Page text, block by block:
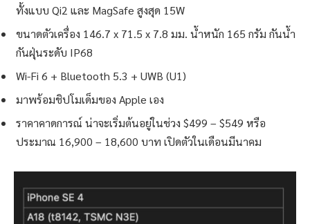
ทั้งแบบ Qi2 และ MagSafe สูงสุด 15W
ขนาดตัวเครื่อง 146.7 x 71.5 x 7.8 มม. น้ำหนัก 165 กรัม กันน้ำ
กันฝุ่นระดับ IP68
Wi-Fi 6 + Bluetooth 5.3 + UWB (U1)
มาพร้อมชิปโมเด็มของ Apple เอง
ราคาคาดการณ์ น่าจะเริ่มต้นอยู่ในช่วง $499 – $549 หรือ
ประมาณ 16,900 – 18,600 บาท เปิดตัวในเดือนมีนาคม